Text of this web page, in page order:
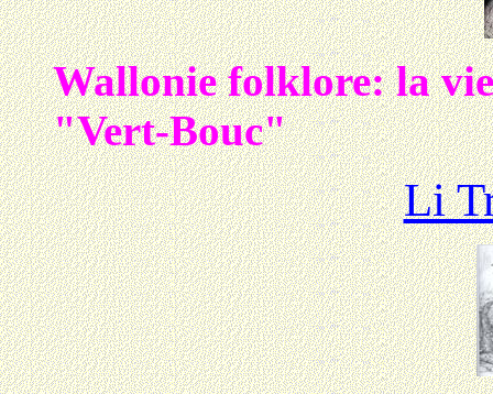
Wallonie folklore: la
"Vert-Bouc"
Li